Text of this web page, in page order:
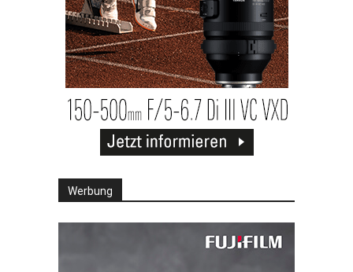
Werbung